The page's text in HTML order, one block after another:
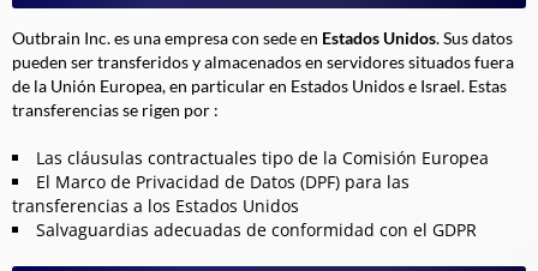
Outbrain Inc. es una empresa con sede en Estados Unidos. Sus datos
pueden ser transferidos y almacenados en servidores situados fuera
de la Unión Europea, en particular en Estados Unidos e Israel. Estas
transferencias se rigen por :
Las cláusulas contractuales tipo de la Comisión Europea
El Marco de Privacidad de Datos (DPF) para las
transferencias a los Estados Unidos
Salvaguardias adecuadas de conformidad con el GDPR